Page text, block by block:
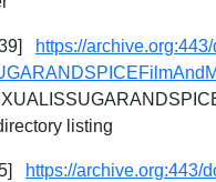
https://
listing
https://archive.org:443/